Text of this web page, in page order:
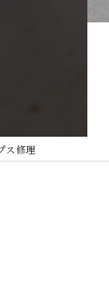
修理